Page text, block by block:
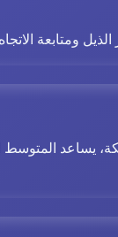
ومتابعة